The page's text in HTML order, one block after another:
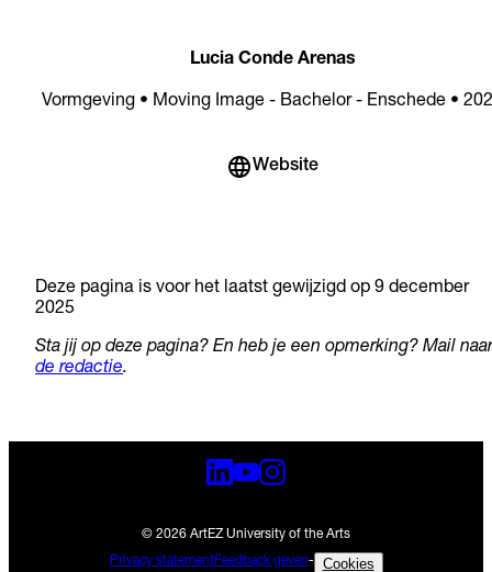
Lucia Conde Arenas
Vormgeving • Moving Image - Bachelor - Enschede •
Website
Deze pagina is voor het laatst gewijzigd op 9 december
2025
Sta jij op deze pagina? En heb je een opmerking? Mail naar
de redactie.
© 2026 ArtEZ University of the Arts
Privacy statementFeedback geven- Cookies